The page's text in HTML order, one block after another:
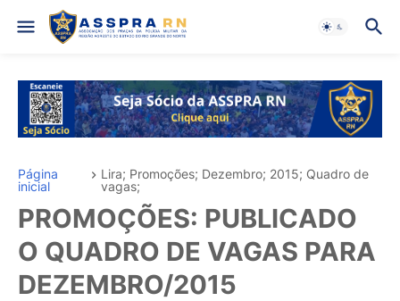
Página
inicial
Lira; Promoções; Dezembro; 2015; Quadro de
vagas;
PROMOÇÕES: PUBLICADO
O QUADRO DE VAGAS PARA
DEZEMBRO/2015